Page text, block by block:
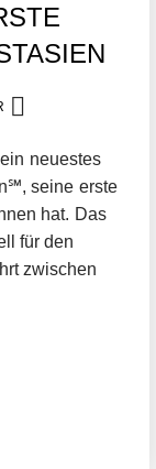
neuestes
seine erste
hat. Das
für den
zwischen